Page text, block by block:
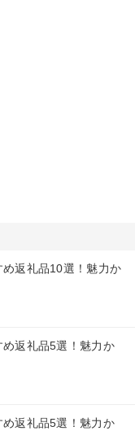
返礼品10選！魅力か
返礼品5選！魅力か
返礼品5選！魅力か